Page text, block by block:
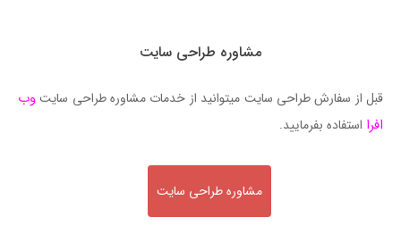
مشاوره طراحی سایت
قبل از سفارش طراحی سایت میتوانید از خدمات مشاوره طراحی سایتوب
افرا استفاده بفرمایید.
مشاوره طراحی سایت